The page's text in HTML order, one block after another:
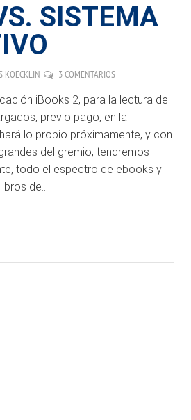
SISTEMA
KOECKLIN 3 COMENTARIOS
iBooks 2, para la lectura de
previo pago, en la
lo propio próximamente, y con
del gremio, tendremos
todo el espectro de ebooks y
de...